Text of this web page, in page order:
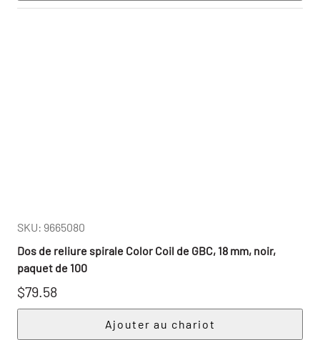
SKU: 9665080
Dos de reliure spirale Color Coil de GBC, 18 mm, noir,
paquet de 100
$79.58